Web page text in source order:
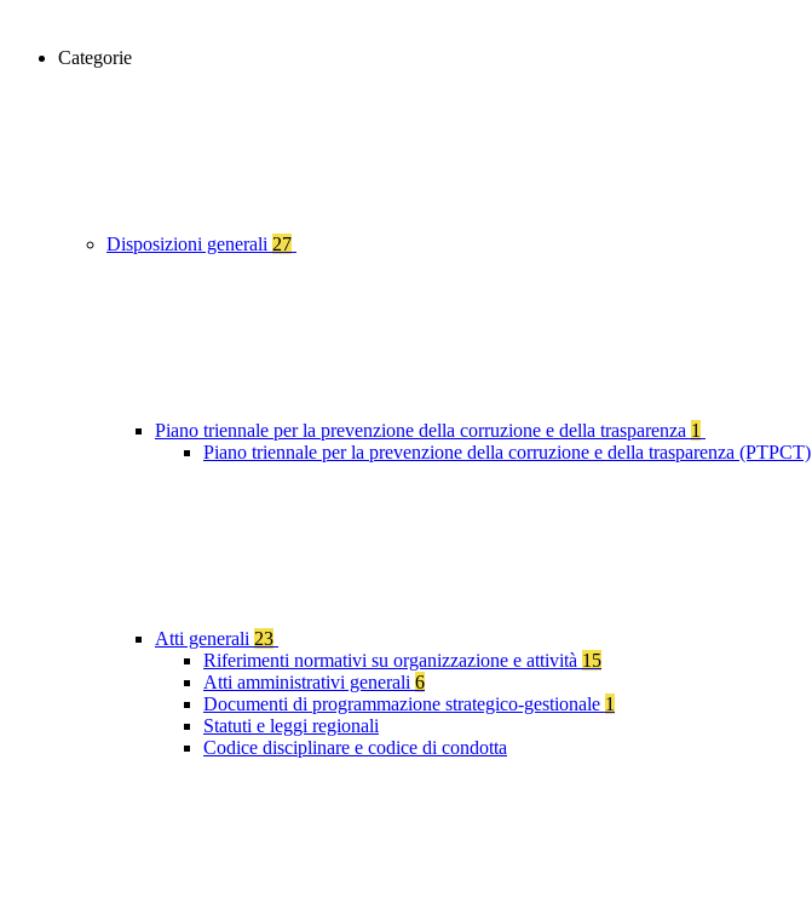
Categorie
Disposizioni generali 27
Piano triennale per la prevenzione della corruzione e della trasparenza 1
Piano triennale per la prevenzione della corruzione e della trasparenza (PTPCT)
Atti generali 23
Riferimenti normativi su organizzazione e attività 15
Atti amministrativi generali 6
Documenti di programmazione strategico-gestionale 1
Statuti e leggi regionali
Codice disciplinare e codice di condotta